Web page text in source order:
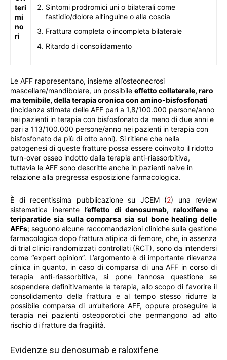
teri
mi
no
ri
Sintomi prodromici uni o bilaterali come
fastidio/dolore all’inguine o alla coscia
Frattura completa o incompleta bilaterale
Ritardo di consolidamento
Le AFF rappresentano, insieme all’osteonecrosi
mascellare/mandibolare, un possibile effetto collaterale, raro
ma temibile, della terapia cronica con amino-bisfosfonati
(incidenza stimata delle AFF pari a 1,8/100.000 persone/anno
nei pazienti in terapia con bisfosfonato da meno di due anni e
pari a 113/100.000 persone/anno nei pazienti in terapia con
bisfosfonato da più di otto anni). Si ritiene che nella
patogenesi di queste fratture possa essere coinvolto il ridotto
turn-over osseo indotto dalla terapia anti-riassorbitiva,
tuttavia le AFF sono descritte anche in pazienti naive in
relazione alla pregressa esposizione farmacologica.
È di recentissima pubblicazione su JCEM (2) una review
sistematica inerente l’effetto di denosumab, raloxifene e
teriparatide sia sulla comparsa sia sul bone healing delle
AFFs; seguono alcune raccomandazioni cliniche sulla gestione
farmacologica dopo frattura atipica di femore, che, in assenza
di trial clinici randomizzati controllati (RCT), sono da intendersi
come “expert opinion”. L’argomento è di importante rilevanza
clinica in quanto, in caso di comparsa di una AFF in corso di
terapia anti-riassorbitiva, si pone l’annosa questione se
sospendere definitivamente la terapia, allo scopo di favorire il
consolidamento della frattura e al tempo stesso ridurre la
possibile comparsa di un’ulteriore AFF, oppure proseguire la
terapia nei pazienti osteoporotici che permangono ad alto
rischio di fratture da fragilità.
Evidenze su denosumab e raloxifene